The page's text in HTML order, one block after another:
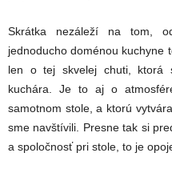
Skrátka nezáleží na tom,
jednoducho doménou kuchyne
len o tej skvelej chuti, ktorá
kuchára. Je to aj o
samotnom stole, a ktorú
sme navštívili. Presne tak si
a spoločnosť pri stole, to je